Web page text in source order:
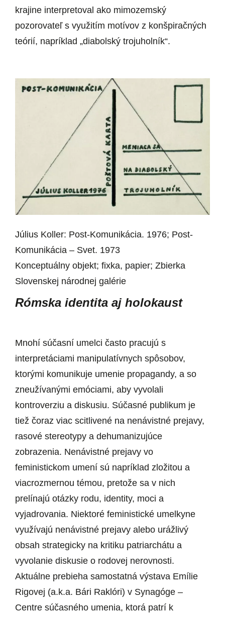
krajine interpretoval ako mimozemský
pozorovateľ s využitím motívov z konšpiračných
teórií, napríklad „diabolský trojuholník“.
Július Koller: Post-Komunikácia. 1976; Post-
Komunikácia – Svet. 1973
Konceptuálny objekt; fixka, papier; Zbierka
Slovenskej národnej galérie
Rómska identita aj holokaust
Mnohí súčasní umelci často pracujú s
interpretáciami manipulatívnych spôsobov,
ktorými komunikuje umenie propagandy, a so
zneužívanými emóciami, aby vyvolali
kontroverziu a diskusiu. Súčasné publikum je
tiež čoraz viac scitlivené na nenávistné prejavy,
rasové stereotypy a dehumanizujúce
zobrazenia. Nenávistné prejavy vo
feministickom umení sú napríklad zložitou a
viacrozmernou témou, pretože sa v nich
prelínajú otázky rodu, identity, moci a
vyjadrovania. Niektoré feministické umelkyne
využívajú nenávistné prejavy alebo urážlivý
obsah strategicky na kritiku patriarchátu a
vyvolanie diskusie o rodovej nerovnosti.
Aktuálne prebieha samostatná výstava Emílie
Rigovej (a.k.a. Bári Raklóri) v Synagóge –
Centre súčasného umenia, ktorá patrí k